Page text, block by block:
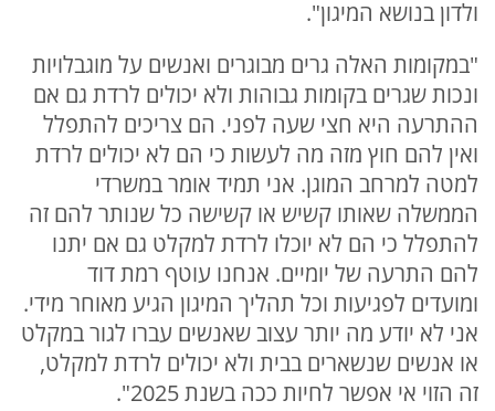
ולדון בנושא המיגון".
"במקומות האלה גרים מבוגרים ואנשים על מוגבלויות
ונכות שגרים בקומות גבוהות ולא יכולים לרדת גם אם
ההתרעה היא חצי שעה לפני. הם צריכים להתפלל
ואין להם חוץ מזה מה לעשות כי הם לא יכולים לרדת
למטה למרחב המוגן. אני תמיד אומר במשרדי
הממשלה שאותו קשיש או קשישה כל שנותר להם זה
להתפלל כי הם לא יוכלו לרדת למקלט גם אם יתנו
להם התרעה של יומיים. אנחנו עוטף רמת דוד
ומועדים לפגיעות וכל תהליך המיגון הגיע מאוחר מידי.
אני לא יודע מה יותר עצוב שאנשים עברו לגור במקלט
או אנשים שנשארים בבית ולא יכולים לרדת למקלט,
זה הזוי אי אפשר לחיות ככה בשנת 2025".